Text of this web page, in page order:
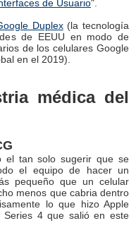
de Usuario".
Duplex(la tecnología
de EEUU en modo de
de los celulares Google
en el 2019).
médica del
el tan solo sugerir que se
el equipo de hacer un
pequeño que un celular
menos que cabria dentro
lo que hizo Apple
Series 4 que salió en este